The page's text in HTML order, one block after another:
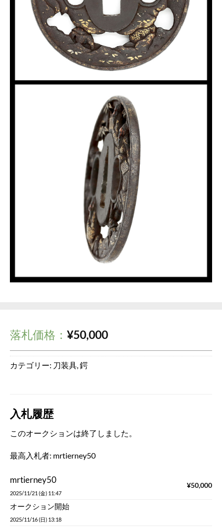
落札価格： ¥50,000
カテゴリー: 刀装具,鍔
入札履歴
このオークションは終了しました。
最高入札者: mrtierney50
mrtierney50
2025/11/21 (金) 11:47
¥50,000
オークション開始
2025/11/16 (日) 13:18